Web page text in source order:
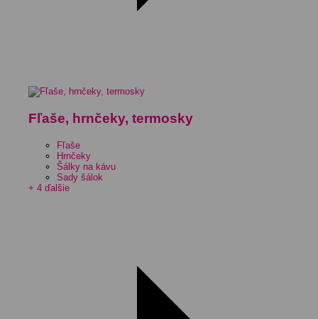
Fľaše, hrnčeky, termosky
Fľaše
Hrnčeky
Šálky na kávu
Sady šálok
+ 4 ďalšie